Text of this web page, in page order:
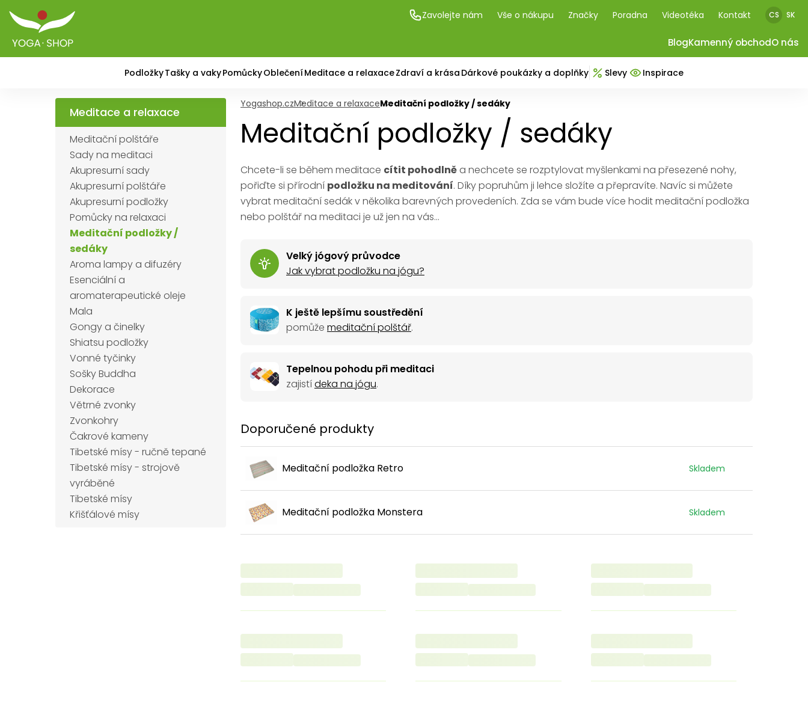
Zavolejte nám Vše o nákupu Značky Poradna Videotéka Kontakt CS SK
BlogKamenný obchodO nás
PodložkyTašky a vakyPomůckyOblečeníMeditace a relaxaceZdraví a krása Dárkové poukázky a doplňky Slevy Inspirace
Meditace a relaxace
Meditační polštáře
Sady na meditaci
Akupresurní sady
Akupresurní polštáře
Akupresurní podložky
Pomůcky na relaxaci
Meditační podložky /
sedáky
Aroma lampy a difuzéry
Esenciální a
aromaterapeutické oleje
Mala
Gongy a činelky
Shiatsu podložky
Vonné tyčinky
Sošky Buddha
Dekorace
Větrné zvonky
Zvonkohry
Čakrové kameny
Tibetské mísy - ručně tepané
Tibetské mísy - strojově
vyráběné
Tibetské mísy
Křišťálové mísy
Yogashop.czMeditace a relaxaceMeditační podložky / sedáky
Meditační podložky / sedáky
Chcete-li se během meditace cítit pohodlně a nechcete se rozptylovat myšlenkami na přesezené nohy,
pořiďte si přírodní podložku na meditování. Díky popruhům ji lehce složíte a přepravíte. Navíc si můžete
vybrat meditační sedák v několika barevných provedeních. Zda se vám bude více hodit meditační podložka
nebo polštář na meditaci je už jen na vás...
Velký jógový průvodce
Jak vybrat podložku na jógu?
K ještě lepšímu soustředění
pomůže meditační polštář.
Tepelnou pohodu při meditaci
zajistídeka na jógu.
Doporučené produkty
Meditační podložka Retro Skladem
Meditační podložka Monstera Skladem